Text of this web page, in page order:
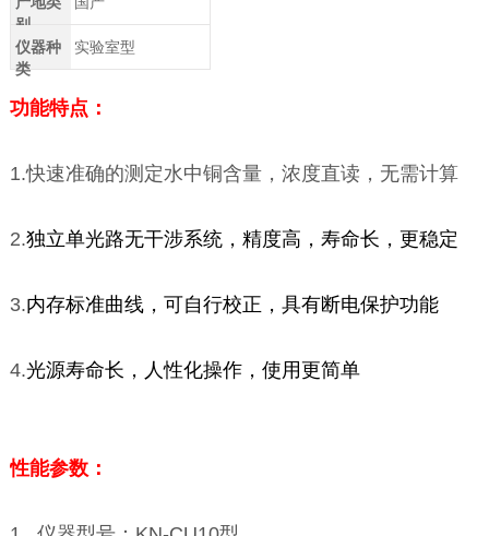
别
仪器种
类
实验室型
功能特点：
1.快速准确的测定水中铜含量，浓度直读，无需计算
2.独立单光路无干涉系统，精度高，寿命长，更稳定
3.内存标准曲线，可自行校正，具有断电保护功能
4.光源寿命长， 人性化操作，使用更简单
性能参数：